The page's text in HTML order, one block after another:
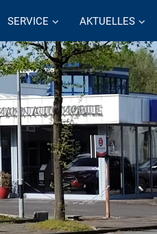
SERVICE AKTUELLES